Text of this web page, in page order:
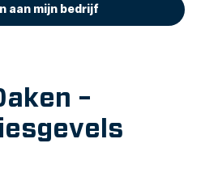
aan mijn bedrijf
–